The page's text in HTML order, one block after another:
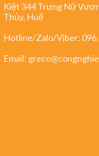
Kiệt 344 Trưng Nữ
Thủy, Huế
Hotline/Zalo/Viber:
Email: